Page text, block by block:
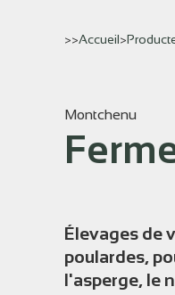
>>Accueil>
Montchenu
Élevages de
poulardes,
l'asperge, le